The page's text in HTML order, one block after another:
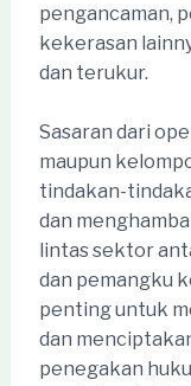
pengancaman,
kekerasan
dan terukur.
Sasaran dari
maupun
tindakan-
dan
lintas sektor
dan pemangku
penting untuk
dan
penegakan